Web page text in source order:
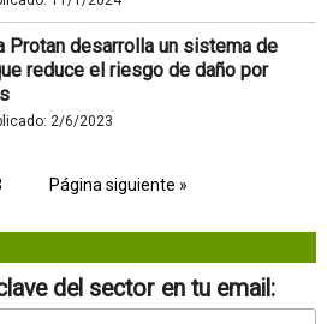
Protan desarrolla un sistema de
reduce el riesgo de daño por
2/6/2023
Página siguiente »
del sector en tu email: